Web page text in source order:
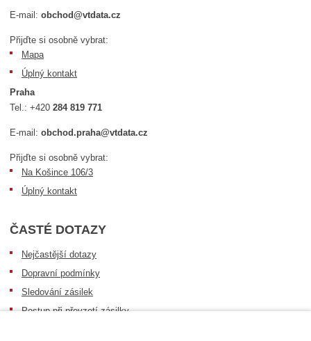
E-mail:obchod@vtdata.cz
Přijďte si osobně vybrat:
Mapa
Úplný kontakt
Praha
Tel.:+420284 819 771
E-mail:obchod.praha@vtdata.cz
Přijďte si osobně vybrat:
Na Košince 106/3
Úplný kontakt
ČASTÉ DOTAZY
Nejčastější dotazy
Dopravní podmínky
Sledování zásilek
Postup při převzetí zásilky